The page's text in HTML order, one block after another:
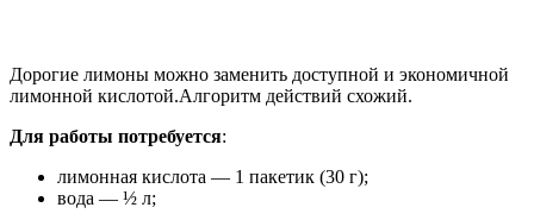
Дорогие лимоны можно заменить доступной и экономичной
лимонной кислотой.Алгоритм действий схожий.
Для работы потребуется:
лимонная кислота — 1 пакетик (30 г);
вода — ½ л;